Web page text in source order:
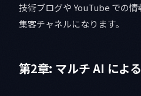
技術ブログや YouTube での
集客チャネルになります。
第2章: マルチ AI によ